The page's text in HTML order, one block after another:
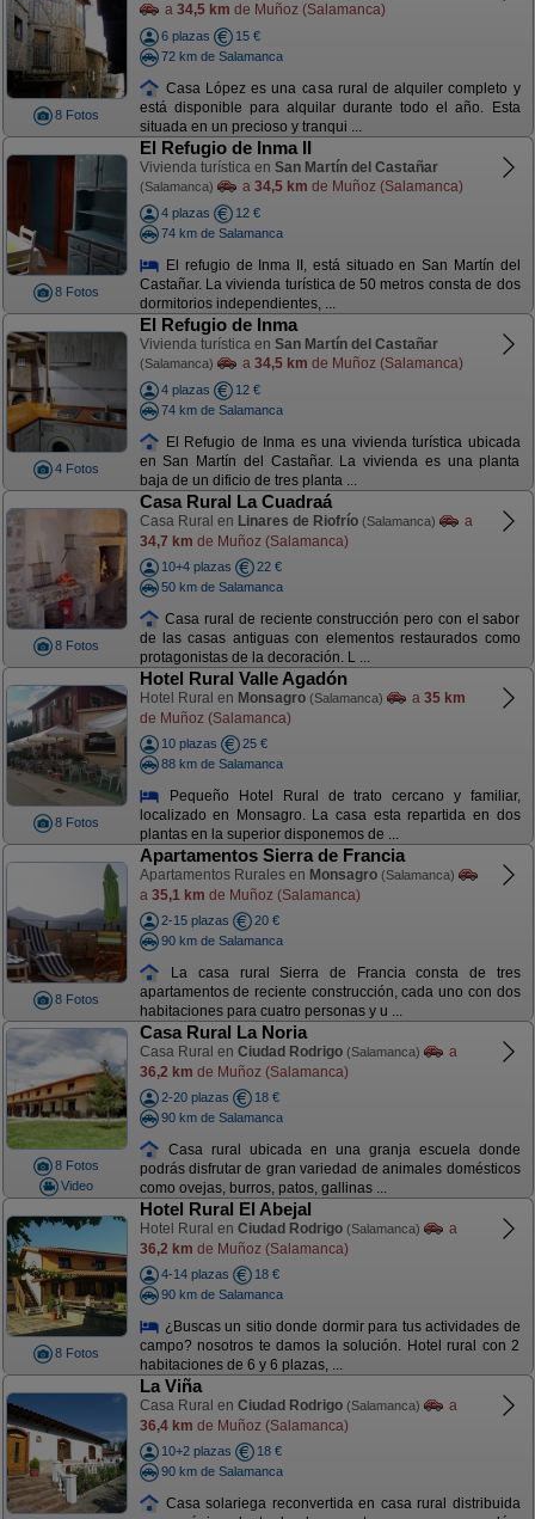
8 Fotos
a 34,5 km de Muñoz (Salamanca)
6 plazas
15 €
72 km de Salamanca
Casa López es una casa rural de alquiler completo y
está disponible para alquilar durante todo el año. Esta
situada en un precioso y tranqui ...
8 Fotos
El Refugio de Inma II
Vivienda turística en San Martín del Castañar
(Salamanca) a 34,5 km de Muñoz (Salamanca)
4 plazas
12 €
74 km de Salamanca
El refugio de Inma II, está situado en San Martín del
Castañar. La vivienda turística de 50 metros consta de dos
dormitorios independientes, ...
4 Fotos
El Refugio de Inma
Vivienda turística en San Martín del Castañar
(Salamanca) a 34,5 km de Muñoz (Salamanca)
4 plazas
12 €
74 km de Salamanca
El Refugio de Inma es una vivienda turística ubicada
en San Martín del Castañar. La vivienda es una planta
baja de un dificio de tres planta ...
8 Fotos
Casa Rural La Cuadraá
Casa Rural en Linares de Riofrío (Salamanca)
a
34,7 km de Muñoz (Salamanca)
10+4 plazas
22 €
50 km de Salamanca
Casa rural de reciente construcción pero con el sabor
de las casas antiguas con elementos restaurados como
protagonistas de la decoración. L ...
8 Fotos
Hotel Rural Valle Agadón
Hotel Rural en Monsagro (Salamanca) a 35 km
de Muñoz (Salamanca)
10 plazas
25 €
88 km de Salamanca
Pequeño Hotel Rural de trato cercano y familiar,
localizado en Monsagro. La casa esta repartida en dos
plantas en la superior disponemos de ...
8 Fotos
Apartamentos Sierra de Francia
Apartamentos Rurales en Monsagro (Salamanca)
a 35,1 km de Muñoz (Salamanca)
2-15 plazas
20 €
90 km de Salamanca
La casa rural Sierra de Francia consta de tres
apartamentos de reciente construcción, cada uno con dos
habitaciones para cuatro personas y u ...
8 Fotos
Video
Casa Rural La Noria
Casa Rural en Ciudad Rodrigo (Salamanca)
a
36,2 km de Muñoz (Salamanca)
2-20 plazas
18 €
90 km de Salamanca
Casa rural ubicada en una granja escuela donde
podrás disfrutar de gran variedad de animales domésticos
como ovejas, burros, patos, gallinas ...
8 Fotos
Hotel Rural El Abejal
Hotel Rural en Ciudad Rodrigo (Salamanca)
a
36,2 km de Muñoz (Salamanca)
4-14 plazas
18 €
90 km de Salamanca
¿Buscas un sitio donde dormir para tus actividades de
campo? nosotros te damos la solución. Hotel rural con 2
habitaciones de 6 y 6 plazas, ...
La Viña
Casa Rural en Ciudad Rodrigo (Salamanca)
a
36,4 km de Muñoz (Salamanca)
10+2 plazas
18 €
90 km de Salamanca
Casa solariega reconvertida en casa rural distribuida